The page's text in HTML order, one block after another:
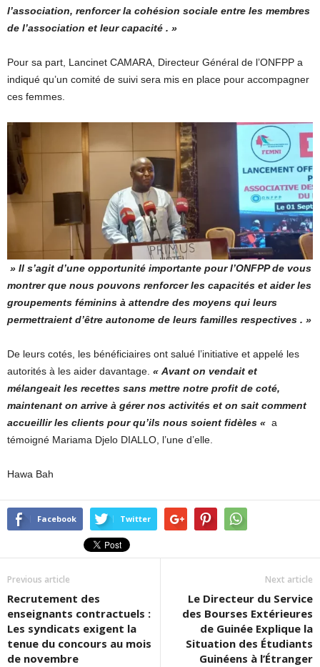
l’association, renforcer la cohésion sociale entre les membres
de l’association et leur capacité . »
Pour sa part, Lancinet CAMARA, Directeur Général de l’ONFPP a
indiqué qu’un comité de suivi sera mis en place pour accompagner
ces femmes.
» Il s’agit d’une opportunité importante pour l’ONFPP de vous
montrer que nous pouvons renforcer les capacités et aider les
groupements féminins à attendre des moyens qui leurs
permettraient d’être autonome de leurs familles respectives . »
De leurs cotés, les bénéficiaires ont salué l’initiative et appelé les
autorités à les aider davantage. « Avant on vendait et
mélangeait les recettes sans mettre notre profit de coté,
maintenant on arrive à gérer nos activités et on sait comment
accueillir les clients pour qu’ils nous soient fidèles « a
témoigné Mariama Djelo DIALLO, l’une d’elle.
Hawa Bah
Facebook Twitter
Previous article
Recrutement des
enseignants contractuels :
Les syndicats exigent la
tenue du concours au mois
de novembre
Next article
Le Directeur du Service
des Bourses Extérieures
de Guinée Explique la
Situation des Étudiants
Guinéens à l’Étranger